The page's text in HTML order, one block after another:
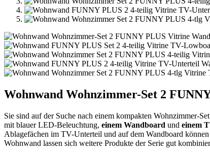
Wohnwand Wohnzimmer-Set 2
Sie sind auf der Suche nach einem kompakten Wohnzimmer-
mit blauer LED-Beleuchtung, einem Wandboard und einem
Ablagefächen im TV-Unterteil und auf dem Wandboard
Wohnwand lassen sich weitere Produkte der Serie gut